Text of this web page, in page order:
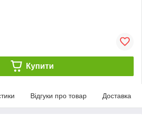
Купити
Відгуки про товар Доставка